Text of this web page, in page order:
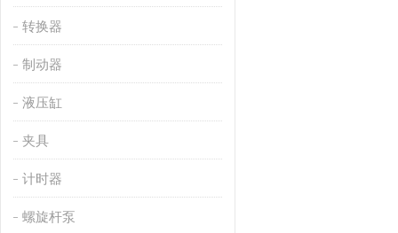
转换器
制动器
液压缸
夹具
计时器
螺旋杆泵